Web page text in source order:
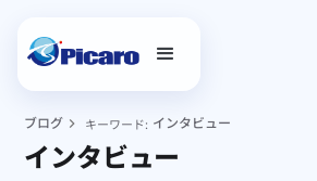
ブログ キーワード: インタビュー
インタビュー